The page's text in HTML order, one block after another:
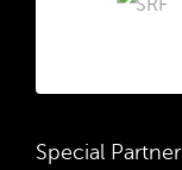
Special Partner